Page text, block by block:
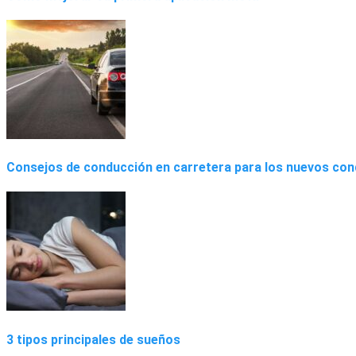
Consejos de conducción en carretera para los nuevos
3 tipos principales de sueños